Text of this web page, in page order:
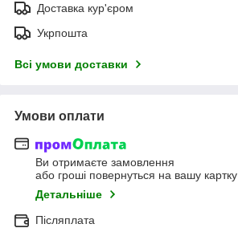
Доставка кур'єром
Укрпошта
Всі умови доставки
Умови оплати
Ви отримаєте замовлення
або гроші повернуться на вашу картку
Детальніше
Післяплата